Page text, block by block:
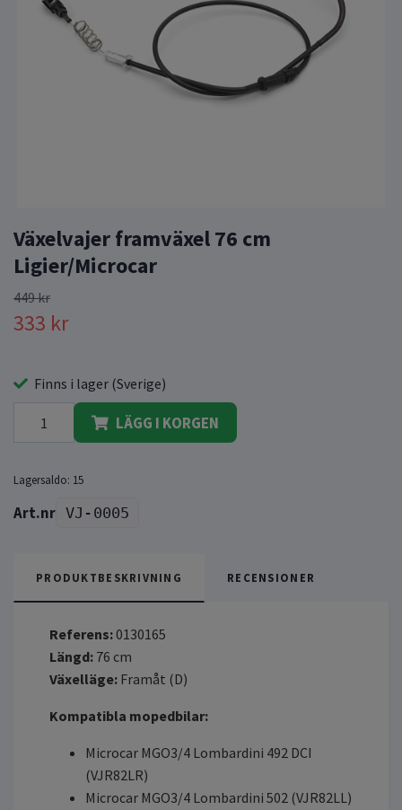
Växelvajer framväxel 76 cm
Ligier/Microcar
449 kr
333 kr
Finns i lager (Sverige)
LÄGG I KORGEN
Lagersaldo: 15
VJ-0005
PRODUKTBESKRIVNING RECENSIONER
Referens:0130165
Längd: 76 cm
Växelläge: Framåt (D)
Kompatibla mopedbilar:
Microcar MGO3/4 Lombardini 492 DCI
(VJR82LR)
Microcar MGO3/4 Lombardini 502 (VJR82LL)